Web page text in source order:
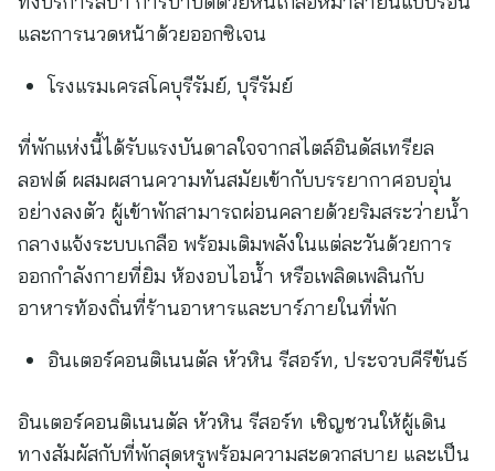
และการนวดหน้าด้วยออกซิเจน
โรงแรมเครสโคบุรีรัมย์, บุรีรัมย์
ที่พักแห่งนี้ได้รับแรงบันดาลใจจากสไตล์อินดัสเทรียล
ลอฟต์ ผสมผสานความทันสมัยเข้ากับบรรยากาศอบอุ่น
อย่างลงตัว ผู้เข้าพักสามารถผ่อนคลายด้วยริมสระว่ายน้ำ
กลางแจ้งระบบเกลือ พร้อมเติมพลังในแต่ละวันด้วยการ
ออกกำลังกายที่ยิม ห้องอบไอน้ำ หรือเพลิดเพลินกับ
อาหารท้องถิ่นที่ร้านอาหารและบาร์ภายในที่พัก
อินเตอร์คอนติเนนตัล หัวหิน รีสอร์ท, ประจวบคีรีขันธ์
อินเตอร์คอนติเนนตัล หัวหิน รีสอร์ท เชิญชวนให้ผู้เดิน
ทางสัมผัสกับที่พักสุดหรูพร้อมความสะดวกสบาย และเป็น